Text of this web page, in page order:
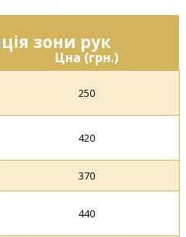
зони рук
Цна (грн.)
250
420
370
440